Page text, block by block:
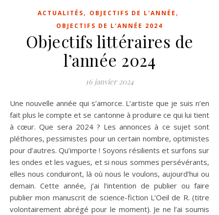
ACTUALITÉS, OBJECTIFS DE L'ANNÉE ,
OBJECTIFS DE L'ANNÉE 2024
Objectifs littéraires de
l’année 2024
16 janvier 2024
Une nouvelle année qui s’amorce. L’artiste que je suis n’en
fait plus le compte et se cantonne à produire ce qui lui tient
à cœur. Que sera 2024 ? Les annonces à ce sujet sont
pléthores, pessimistes pour un certain nombre, optimistes
pour d’autres. Qu’importe ! Soyons résilients et surfons sur
les ondes et les vagues, et si nous sommes persévérants,
elles nous conduiront, là où nous le voulons, aujourd’hui ou
demain. Cette année, j’ai l’intention de publier ou faire
publier mon manuscrit de science-fiction L’Oeil de R. (titre
volontairement abrégé pour le moment). Je ne l’ai soumis